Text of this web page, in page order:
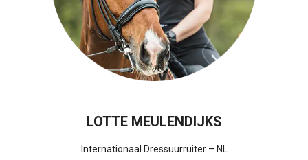
LOTTE MEULENDIJKS
Internationaal Dressuurruiter – NL